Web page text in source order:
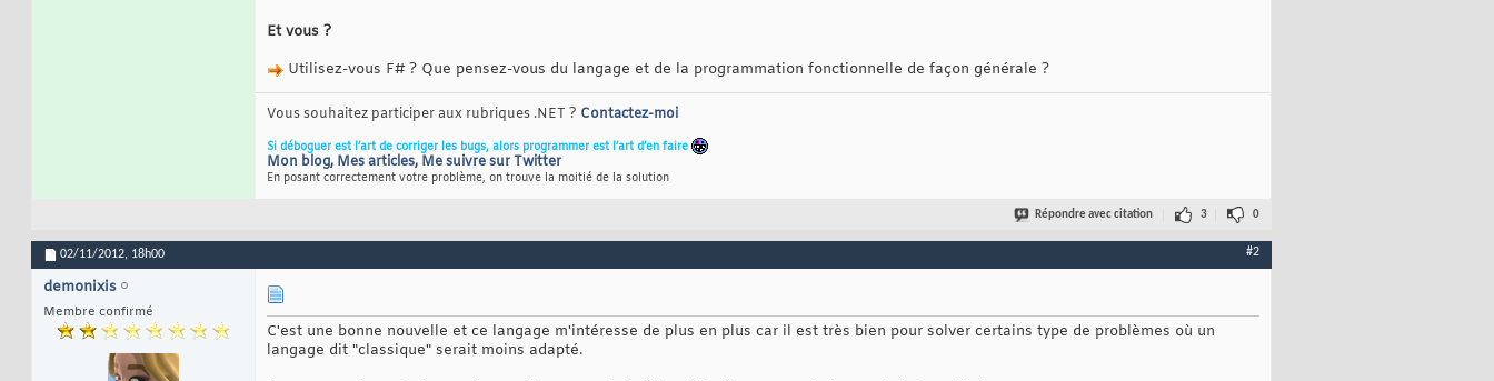
Et vous ?
Utilisez-vous F# ? Que pensez-vous du langage et de la programmation fonctionnelle de façon générale ?
Vous souhaitez participer aux rubriques .NET ? Contactez-moi
Si déboguer est l’art de corriger les bugs, alors programmer est l’art d’en faire
Mon blog, Mes articles, Me suivre sur Twitter
En posant correctement votre problème, on trouve la moitié de la solution
Répondre avec citation 3 0
02/11/2012, 18h00 #2
demonixis
Membre confirmé
C'est une bonne nouvelle et ce langage m'intéresse de plus en plus car il est très bien pour solver certains type de problèmes où un
langage dit "classique" serait moins adapté.